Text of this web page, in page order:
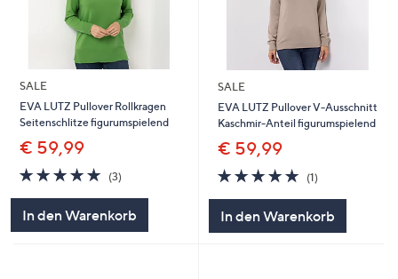
SALE
EVA LUTZ Pullover Rollkragen
Seitenschlitze figurumspielend
€ 59,99
5.0
von
(3)
In den Warenkorb
SALE
EVA LUTZ Pullover V-Ausschnitt
Kaschmir-Anteil figurumspielend
€ 59,99
5.0
von
(1)
In den Warenkorb